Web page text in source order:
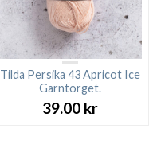
Tilda Persika 43 Apricot Ice
Garntorget.
39.00 kr